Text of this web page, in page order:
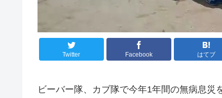
Twitter Facebook はてブ
ビーバー隊、カブ隊で今年1年間の無病息